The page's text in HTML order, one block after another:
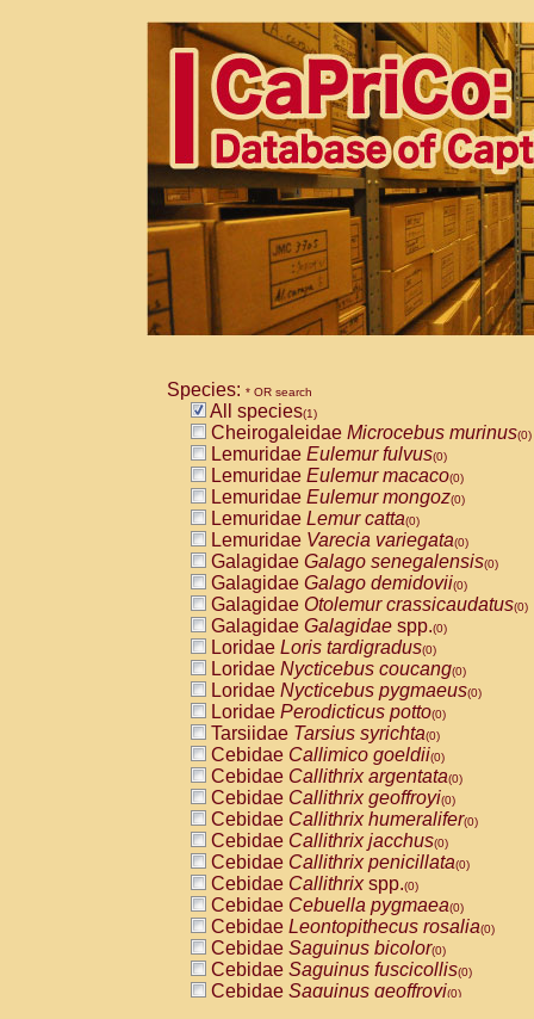
Species: * OR search
All species(1)
Cheirogaleidae Microcebus murinus(0)
Lemuridae Eulemur fulvus(0)
Lemuridae Eulemur macaco(0)
Lemuridae Eulemur mongoz(0)
Lemuridae Lemur catta(0)
Lemuridae Varecia variegata(0)
Galagidae Galago senegalensis(0)
Galagidae Galago demidovii(0)
Galagidae Otolemur crassicaudatus(0)
Galagidae Galagidae spp.(0)
Loridae Loris tardigradus(0)
Loridae Nycticebus coucang(0)
Loridae Nycticebus pygmaeus(0)
Loridae Perodicticus potto(0)
Tarsiidae Tarsius syrichta(0)
Cebidae Callimico goeldii(0)
Cebidae Callithrix argentata(0)
Cebidae Callithrix geoffroyi(0)
Cebidae Callithrix humeralifer(0)
Cebidae Callithrix jacchus(0)
Cebidae Callithrix penicillata(0)
Cebidae Callithrixspp.(0)
Cebidae Cebuella pygmaea(0)
Cebidae Leontopithecus rosalia(0)
Cebidae Saguinus bicolor(0)
Cebidae Saguinus fuscicollis(0)
Cebidae Saguinus geoffroyi(0)